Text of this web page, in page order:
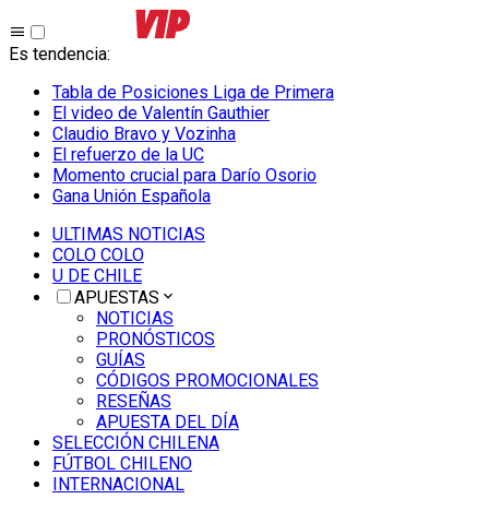
Es tendencia:
Tabla de Posiciones Liga de Primera
El video de Valentín Gauthier
Claudio Bravo y Vozinha
El refuerzo de la UC
Momento crucial para Darío Osorio
Gana Unión Española
ULTIMAS NOTICIAS
COLO COLO
U DE CHILE
APUESTAS
NOTICIAS
PRONÓSTICOS
GUÍAS
CÓDIGOS PROMOCIONALES
RESEÑAS
APUESTA DEL DÍA
SELECCIÓN CHILENA
FÚTBOL CHILENO
INTERNACIONAL